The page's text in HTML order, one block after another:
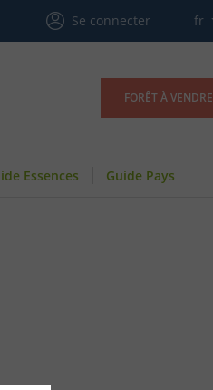
Se connecter fr
FORÊT À VENDRE
Essences Guide Pays